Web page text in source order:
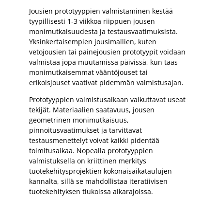
Jousien prototyyppien valmistaminen kestää
tyypillisesti 1-3 viikkoa riippuen jousen
monimutkaisuudesta ja testausvaatimuksista.
Yksinkertaisempien jousimallien, kuten
vetojousien tai painejousien prototyypit voidaan
valmistaa jopa muutamissa päivissä, kun taas
monimutkaisemmat vääntöjouset tai
erikoisjouset vaativat pidemmän valmistusajan.
Prototyyppien valmistusaikaan vaikuttavat useat
tekijät. Materiaalien saatavuus, jousen
geometrinen monimutkaisuus,
pinnoitusvaatimukset ja tarvittavat
testausmenettelyt voivat kaikki pidentää
toimitusaikaa. Nopealla prototyyppien
valmistuksella on kriittinen merkitys
tuotekehitysprojektien kokonaisaikataulujen
kannalta, sillä se mahdollistaa iteratiivisen
tuotekehityksen tiukoissa aikarajoissa.